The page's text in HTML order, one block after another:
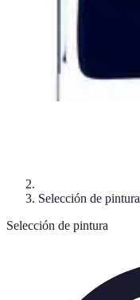
Selección de pintura
Selección de pintura